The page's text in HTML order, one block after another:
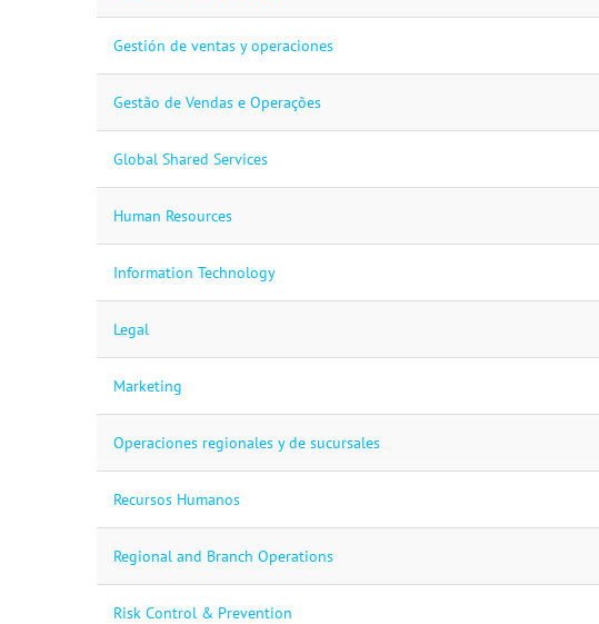
Gestión de ventas y operaciones
Gestão de Vendas e Operações
Global Shared Services
Human Resources
Information Technology
Legal
Marketing
Operaciones regionales y de sucursales
Recursos Humanos
Regional and Branch Operations
Risk Control & Prevention